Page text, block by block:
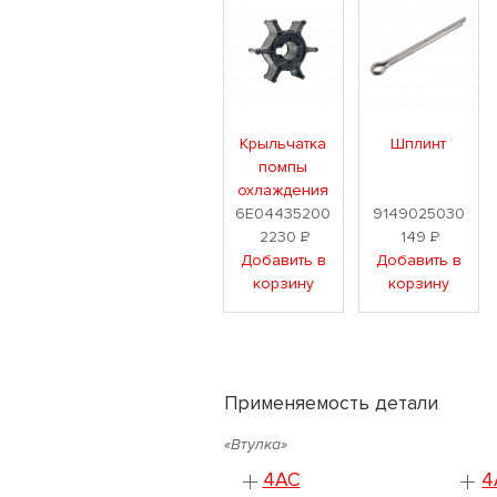
Крыльчатка
помпы
охлаждения
6E04435200
2230Р
Добавить в
корзину
Шплинт
9149025030
149 Р
Добавить в
корзину
Применяемость детали
«Втулка»
4AC